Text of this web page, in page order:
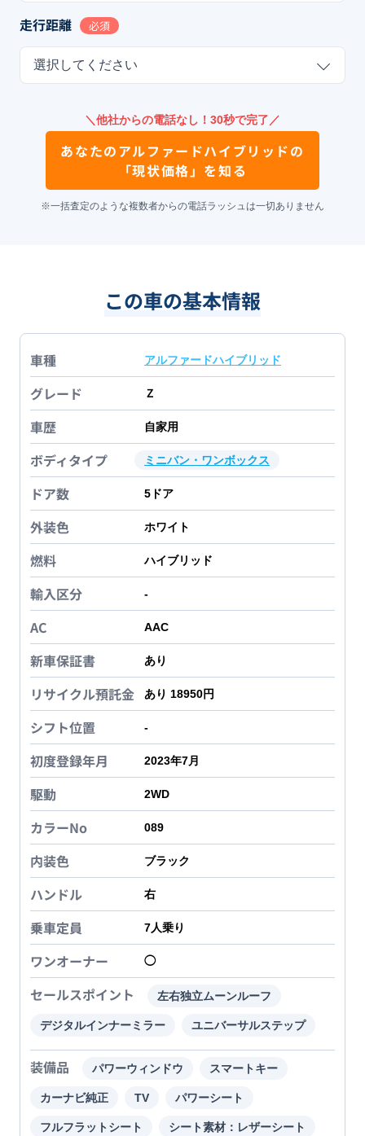
走行距離 必須
選択してください
＼他社からの電話なし！30秒で完了／
あなたのアルファードハイブリッドの
「現状価格」を知る
※一括査定のような複数者からの電話ラッシュは一切ありません
この車の基本情報
車種 アルファードハイブリッド
グレード Ｚ
車歴 自家用
ボディタイプ ミニバン・ワンボックス
ドア数 5 ドア
外装色 ホワイト
燃料 ハイブリッド
輸入区分 -
AC AAC
新車保証書 あり
リサイクル預託金 あり 18950円
シフト位置 -
初度登録年月 2023年7月
駆動 2WD
カラーNo 089
内装色 ブラック
ハンドル 右
乗車定員 7人乗り
ワンオーナー ◯
セールスポイント 左右独立ムーンルーフ
デジタルインナーミラー ユニバーサルステップ
装備品 パワーウィンドウ スマートキー
カーナビ純正 TV パワーシート
フルフラットシート シート素材：レザーシート